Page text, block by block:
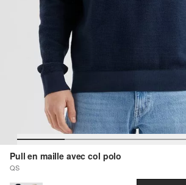
Pull en maille avec col polo
QS